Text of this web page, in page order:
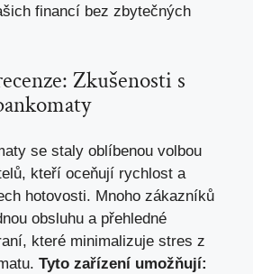
financí bez zbytečných
Zkušenosti s
se staly oblíbenou volbou
kteří oceňují rychlost a
hotovosti. Mnoho zákazníků
obsluhu a přehledné
které minimalizuje stres z
Tyto zařízení umožňují: